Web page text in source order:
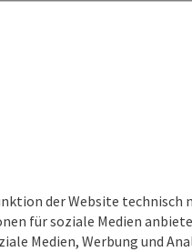
der Website
für soziale Medien
Medien, Werbung und